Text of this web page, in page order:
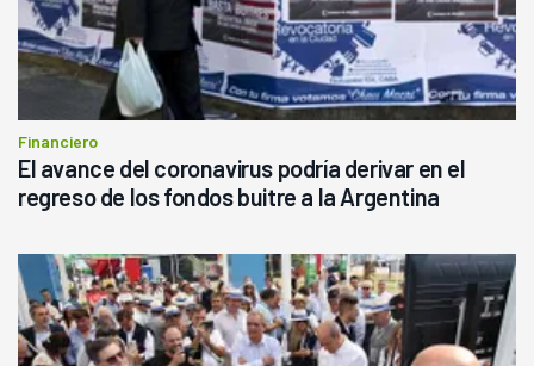
Financiero
El avance del coronavirus podría derivar en el
regreso de los fondos buitre a la Argentina